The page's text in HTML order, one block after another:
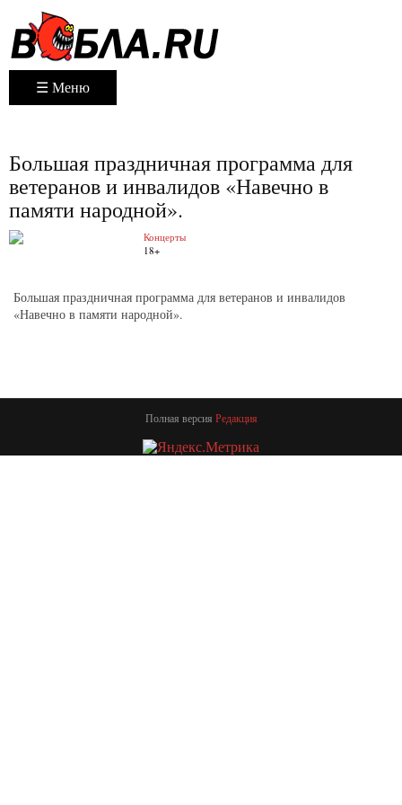
☰ Меню
Большая праздничная программа для
ветеранов и инвалидов «Навечно в
памяти народной».
Концерты
18+
Большая праздничная программа для ветеранов и инвалидов
«Навечно в памяти народной».
Полная версия Редакция